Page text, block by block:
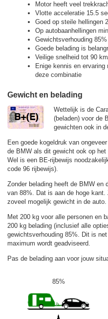
Motor heeft veel
Vlotte acceleratie 15.5
Goed op steile hellingen
Op autobaanhellingen
Gewichtsverhouding 85%
Goede belading is
Veilige snelheid tot 90
Enige kennis en
deze combinatie
Gewicht en belading
Wettelijk is de
(beladen) voor de
gewichten ook in
Een goede kogeldruk van
de BMW als dit gewicht ook op
Wel is een BE-rijbewijs
code 96 rijbewijs).
Zonder belading heeft de BMW en
van 88%. Dat is aan de hoge
zoveel mogelijk gewicht in de auto.
Met 200 kg voor alle personen en
200 kg belading (inclusief alle
gewichtsverhouding 85%. Dit is
maximum wordt geadviseerd.
Pas de belading aan voor jouw
85%